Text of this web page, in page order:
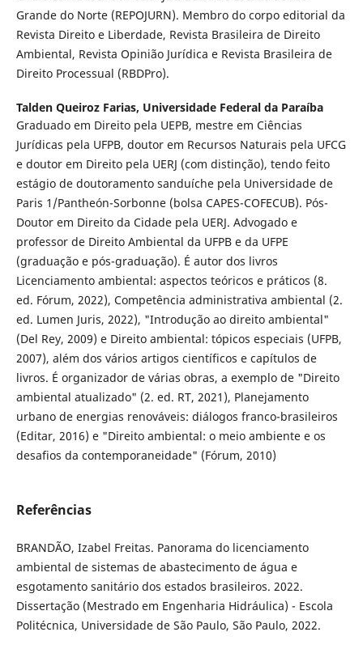
Grande do Norte (REPOJURN). Membro do corpo editorial da
Revista Direito e Liberdade, Revista Brasileira de Direito
Ambiental, Revista Opinião Jurídica e Revista Brasileira de
Direito Processual (RBDPro).
Talden Queiroz Farias, Universidade Federal da Paraíba
Graduado em Direito pela UEPB, mestre em Ciências
Jurídicas pela UFPB, doutor em Recursos Naturais pela UFCG
e doutor em Direito pela UERJ (com distinção), tendo feito
estágio de doutoramento sanduíche pela Universidade de
Paris 1/Pantheón-Sorbonne (bolsa CAPES-COFECUB). Pós-
Doutor em Direito da Cidade pela UERJ. Advogado e
professor de Direito Ambiental da UFPB e da UFPE
(graduação e pós-graduação). É autor dos livros
Licenciamento ambiental: aspectos teóricos e práticos (8.
ed. Fórum, 2022), Competência administrativa ambiental (2.
ed. Lumen Juris, 2022), "Introdução ao direito ambiental"
(Del Rey, 2009) e Direito ambiental: tópicos especiais (UFPB,
2007), além dos vários artigos científicos e capítulos de
livros. É organizador de várias obras, a exemplo de "Direito
ambiental atualizado" (2. ed. RT, 2021), Planejamento
urbano de energias renováveis: diálogos franco-brasileiros
(Editar, 2016) e "Direito ambiental: o meio ambiente e os
desafios da contemporaneidade" (Fórum, 2010)
Referências
BRANDÃO, Izabel Freitas. Panorama do licenciamento
ambiental de sistemas de abastecimento de água e
esgotamento sanitário dos estados brasileiros. 2022.
Dissertação (Mestrado em Engenharia Hidráulica) - Escola
Politécnica, Universidade de São Paulo, São Paulo, 2022.